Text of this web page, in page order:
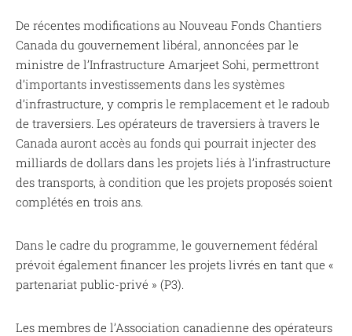
De récentes modifications au Nouveau Fonds Chantiers
Canada du gouvernement libéral, annoncées par le
ministre de l’Infrastructure Amarjeet Sohi, permettront
d’importants investissements dans les systèmes
d’infrastructure, y compris le remplacement et le radoub
de traversiers. Les opérateurs de traversiers à travers le
Canada auront accès au fonds qui pourrait injecter des
milliards de dollars dans les projets liés à l’infrastructure
des transports, à condition que les projets proposés soient
complétés en trois ans.
Dans le cadre du programme, le gouvernement fédéral
prévoit également financer les projets livrés en tant que «
partenariat public-privé » (P3).
Les membres de l’Association canadienne des opérateurs